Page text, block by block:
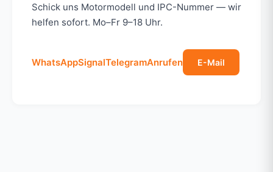
Schick uns Motormodell und IPC-Nummer — wir
helfen sofort. Mo–Fr 9–18 Uhr.
WhatsAppSignalTelegramAnrufen E-Mail